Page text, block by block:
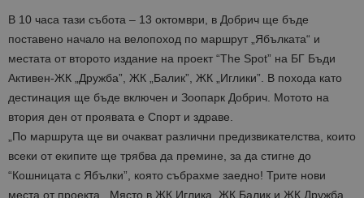
В 10 часа тази събота – 13 октомври, в Добрич ще бъде
поставено начало на велопоход по маршрут „Ябълката“ и
местата от второто издание на проект “The Spot” на БГ Бъди
Активен-ЖК „Дружба”, ЖК „Балик”, ЖК „Иглики”. В похода като
дестинация ще бъде включен и Зоопарк Добрич. Мотото на
втория ден от проявата е Спорт и здраве.
„По маршрута ще ви очакват различни предизвикателства, които
всеки от екипите ще трябва да премине, за да стигне до
“Кошницата с Ябълки”, която събрахме заедно! Трите нови
места от проекта _Място в ЖК Иглика, ЖК Балик и ЖК Дружба,